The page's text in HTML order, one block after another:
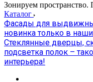
Зонируем пространство.
Каталог
Фасады для
новинка только в
Стеклянные дверцы,
подсветка полок –
интерьера!